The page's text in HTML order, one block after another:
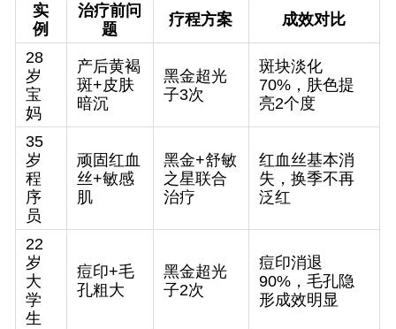
实
例
治疗前问
题
疗程方案 成效对比
28
岁
宝
妈
产后黄褐
斑+皮肤
暗沉
黑金超光
子3次
斑块淡化
70%，肤色提
亮2个度
35
岁
程
序
员
顽固红血
丝+敏感
肌
黑金+舒敏
之星联合
治疗
红血丝基本消
失，换季不再
泛红
22
岁
大
学
生
痘印+毛
孔粗大
黑金超光
子2次
痘印消退
90%，毛孔隐
形成效明显